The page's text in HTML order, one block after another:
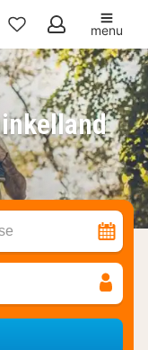
Mine
favoritter
menu